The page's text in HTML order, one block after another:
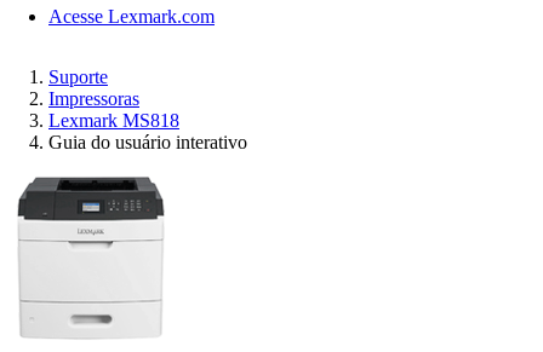
Acesse Lexmark.com
Suporte
Impressoras
Lexmark MS818
Guia do usuário interativo